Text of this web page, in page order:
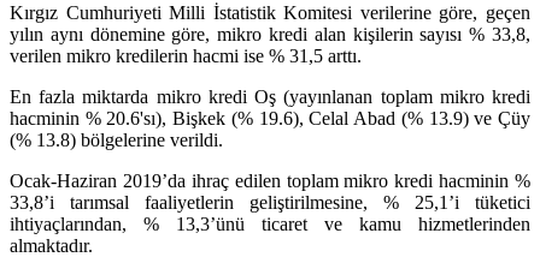
Kırgız Cumhuriyeti Milli İstatistik Komitesi verilerine göre, geçen
yılın aynı dönemine göre, mikro kredi alan kişilerin sayısı % 33,8,
verilen mikro kredilerin hacmi ise % 31,5 arttı.
En fazla miktarda mikro kredi Oş (yayınlanan toplam mikro kredi
hacminin % 20.6'sı), Bişkek (% 19.6), Celal Abad (% 13.9) ve Çüy
(% 13.8) bölgelerine verildi.
Ocak-Haziran 2019’da ihraç edilen toplam mikro kredi hacminin %
33,8’i tarımsal faaliyetlerin geliştirilmesine, % 25,1’i tüketici
ihtiyaçlarından, % 13,3’ünü ticaret ve kamu hizmetlerinden
almaktadır.